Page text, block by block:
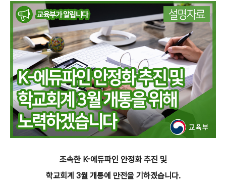
조속한 K-에듀파인 안정화 추진 및
학교회계 3월 개통에 만전을 기하겠습니다.